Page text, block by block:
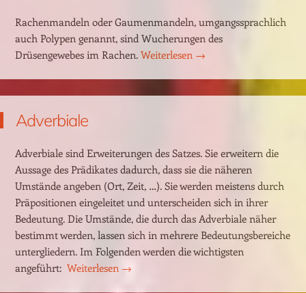
Rachenmandeln oder Gaumenmandeln, umgangssprachlich
auch Polypen genannt, sind Wucherungen des
Drüsengewebes im Rachen. Weiterlesen →
Adverbiale
Adverbiale sind Erweiterungen des Satzes. Sie erweitern die
Aussage des Prädikates dadurch, dass sie die näheren
Umstände angeben (Ort, Zeit, …). Sie werden meistens durch
Präpositionen eingeleitet und unterscheiden sich in ihrer
Bedeutung. Die Umstände, die durch das Adverbiale näher
bestimmt werden, lassen sich in mehrere Bedeutungsbereiche
untergliedern. Im Folgenden werden die wichtigsten
angeführt: Weiterlesen →